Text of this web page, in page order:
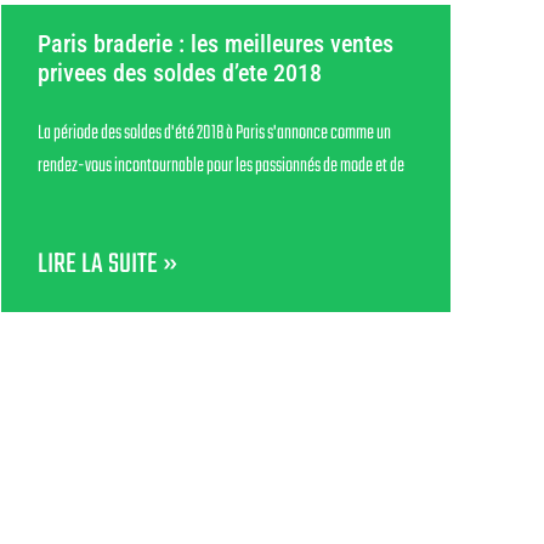
Paris braderie : les meilleures ventes
privees des soldes d’ete 2018
La période des soldes d'été 2018 à Paris s'annonce comme un
rendez-vous incontournable pour les passionnés de mode et de
LIRE LA SUITE »